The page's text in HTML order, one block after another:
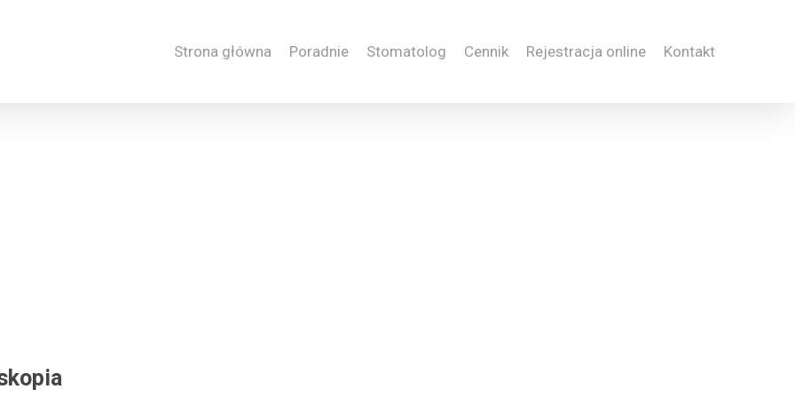
Strona główna Poradnie Stomatolog Cennik Rejestracja online Kontakt